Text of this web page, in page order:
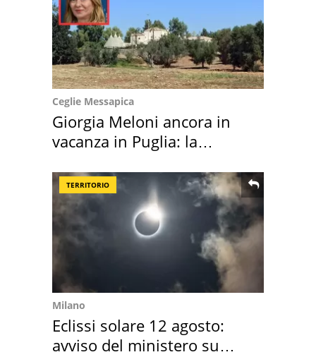
Ceglie Messapica
Giorgia Meloni ancora in
vacanza in Puglia: la
TERRITORIO
Milano
Eclissi solare 12 agosto:
avviso del ministero su